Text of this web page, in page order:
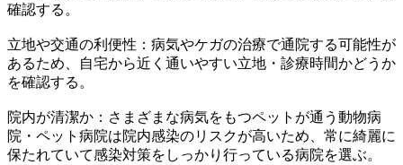
確認する。
立地や交通の利便性：病気やケガの治療で通院する可能性が
あるため、自宅から近く通いやすい立地・診療時間かどうか
を確認する。
院内が清潔か：さまざまな病気をもつペットが通う動物病
院・ペット病院は院内感染のリスクが高いため、常に綺麗に
保たれていて感染対策をしっかり行っている病院を選ぶ。